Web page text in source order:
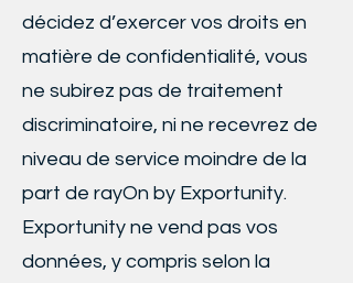
décidez d’exercer vos droits en
matière de confidentialité, vous
ne subirez pas de traitement
discriminatoire, ni ne recevrez de
niveau de service moindre de la
part de rayOn by Exportunity.
Exportunity ne vend pas vos
données, y compris selon la